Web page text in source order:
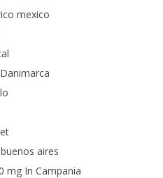
mexico
aires
mg In Campania